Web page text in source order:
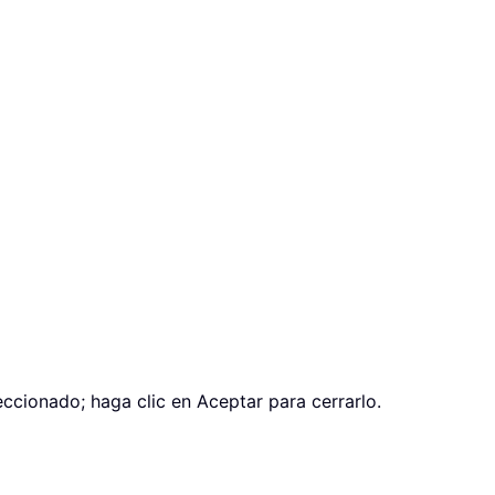
haga clic en Aceptar para cerrarlo.